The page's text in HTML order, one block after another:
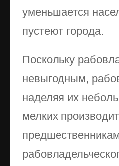
уменьшается
пустеют города.
Поскольку
невыгодным,
наделяя их
мелких